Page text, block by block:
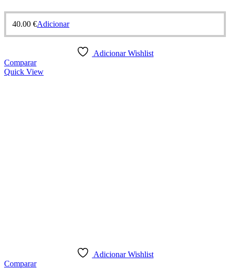
40.00 €Adicionar
Adicionar Wishlist
Comparar
Quick View
Adicionar Wishlist
Comparar